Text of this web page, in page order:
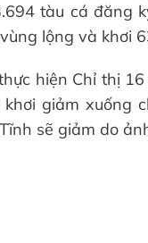
tàu cá đăng
lộng và khơi
hiện Chỉ thị
giảm xuống
sẽ giảm do